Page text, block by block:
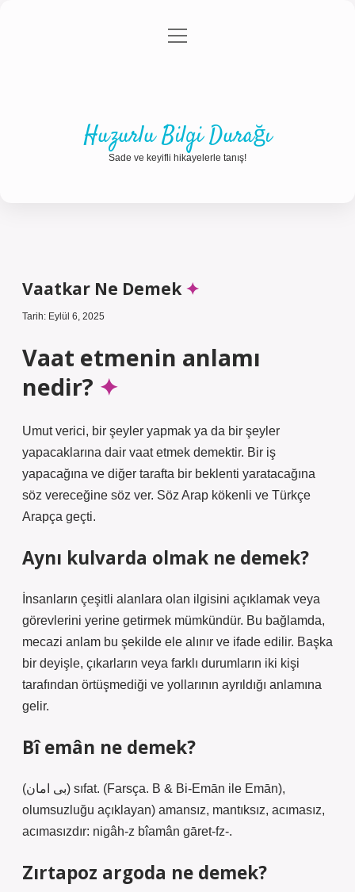
Gizlilik Politikası
menüyü
Huzurlu Bilgi Durağı
Sade ve keyifli hikayelerle tanış!
Vaatkar Ne Demek
Tarih: Eylül 6, 2025
Vaat etmenin anlamı
nedir?
Umut verici, bir şeyler yapmak ya da bir şeyler
yapacaklarına dair vaat etmek demektir. Bir iş
yapacağına ve diğer tarafta bir beklenti yaratacağına
söz vereceğine söz ver. Söz Arap kökenli ve Türkçe
Arapça geçti.
Aynı kulvarda olmak ne demek?
İnsanların çeşitli alanlara olan ilgisini açıklamak veya
görevlerini yerine getirmek mümkündür. Bu bağlamda,
mecazi anlam bu şekilde ele alınır ve ifade edilir. Başka
bir deyişle, çıkarların veya farklı durumların iki kişi
tarafından örtüşmediği ve yollarının ayrıldığı anlamına
gelir.
Bî emân ne demek?
(ﺑﻰ ﺍﻣﺎﻥ) sıfat. (Farsça. B & Bi-Emān ile Emān),
olumsuzluğu açıklayan) amansız, mantıksız, acımasız,
acımasızdır: nigâh-z bîamân gāret-fz-.
Zırtapoz argoda ne demek?